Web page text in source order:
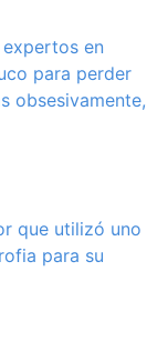
en
para perder
obsesivamente,
que utilizó uno
para su